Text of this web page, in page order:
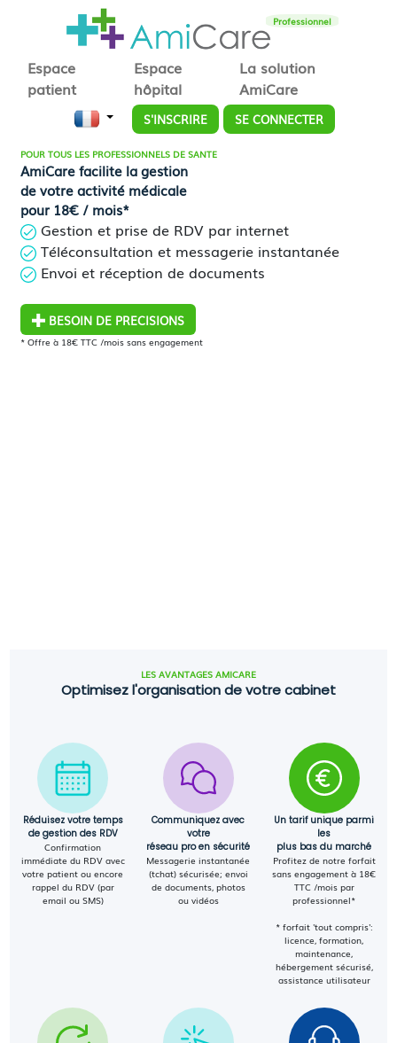
Professionnel
Espace
patient
Espace
hôpital
La solution
AmiCare
S'INSCRIRE SE CONNECTER
POUR TOUS LES PROFESSIONNELS DE SANTE
AmiCare facilite la gestion
de votre activité médicale
pour 18€ / mois*
Gestion et prise de RDV par internet
Téléconsultation et messagerie instantanée
Envoi et réception de documents
BESOIN DE PRECISIONS
* Offre à 18€ TTC /mois sans engagement
LES AVANTAGES AMICARE
Optimisez l'organisation de votre cabinet
Réduisez votre temps
de gestion des RDV
Confirmation
immédiate du RDV avec
votre patient ou encore
rappel du RDV (par
email ou SMS)
Communiquez avec
votre
réseau pro en sécurité
Messagerie instantanée
(tchat) sécurisée; envoi
de documents, photos
ou vidéos
Un tarif unique parmi
les
plus bas du marché
Profitez de notre forfait
sans engagement à 18€
TTC /mois par
professionnel*
* forfait 'tout compris':
licence, formation,
maintenance,
hébergement sécurisé,
assistance utilisateur